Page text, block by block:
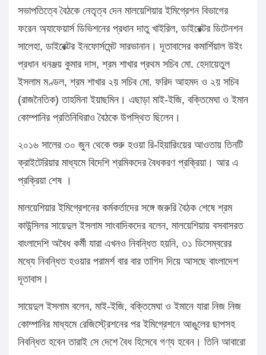
সভাপতিত্বে বৈঠকে নেতৃত্ব দেন মালয়েশিয়ার ইমিগ্রেশন বিভাগের
ফরেন অ্যাফেয়ার্স ডিভিশনের প্রধান দাতু খাইরিল, ডাইরেক্টর ডিটেনশন
সালেহা, ডাইরেক্টর ইনফোর্সমেন্ট সারভানান। দূতাবাসের কমার্শিয়াল উইং
প্রধান ধনঞ্জয় কুমার দাস, শ্রম শাখার প্রথম সচিব মো. হেদায়েতুল
ইসলাম মণ্ডল, শ্রম শাখার ২য় সচিব মো. ফরিদ আহমদ ও ২য় সচিব
(রাজনৈতিক) তাহমিনা ইয়াছমিন। এছাড়া মাই-ইজি, বক্তিমেঘা ও ইমান
কোম্পানির প্রতিনিধিরাও বৈঠকে উপস্থিত ছিলেন।
২০১৬ সালের ৩০ জুন থেকে শুরু হওয়া রি-হিয়ারিংয়ের আওতায় তিনটি
ক্রাইটেরিয়ার মাধ্যমে বিদেশি শ্রমিকদের বৈধকরণ প্রক্রিয়া। আর এ
প্রক্রিয়া শেষ ।
মালয়েশিয়ার ইমিগ্রেশনের কর্মকর্তাদের সঙ্গে জরুরি বৈঠক শেষে শ্রম
কাউন্সিলর সায়েদুল ইসলাম সাংবাদিকদের বলেন, মালয়েশিয়ায় বসবাসরত
বাংলাদেশি অবৈধ কর্মী যারা এখনও নিবন্ধিত হয়নি, ৩১ ডিসেম্বরের
মধ্যে নিবন্ধিত হওয়ার পরামর্শ বার বার তাগিদ দিয়ে আসছে বাংলাদেশ
দূতাবাস।
সায়েদুল ইসলাম বলেন, মাই-ইজি, বক্তিমেঘা ও ইমানে যারা নিজ নিজ
কোম্পানির মাধ্যমে রেজিস্ট্রেশনের পর ইমিগ্রেশনে আঙুলের ছাপসহ
নিবন্ধিত হবেন তারাই সে দেশে বৈধ হিসেবে গণ্য হবেন। তিনি আবারো